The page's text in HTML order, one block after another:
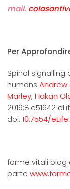
mail.
Per
Spinal
humans Andrew
Marley, Hakan
2019;8:e51642
doi: 10.7554/
forme vitali blog
parte